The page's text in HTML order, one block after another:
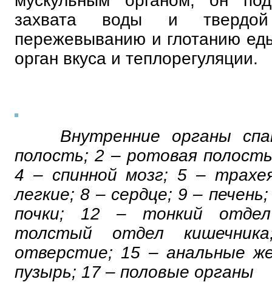
захвата воды и
пережевыванию и глотанию
орган вкуса и теплорегуляции.
Внутренние органы
полость; 2 – ротовая
4 – спинной мозг; 5 –
легкие; 8 – сердце; 9 –
почки; 12 – тонкий
толстый отдел
отверстие; 15 – анальные
пузырь; 17 – половые органы